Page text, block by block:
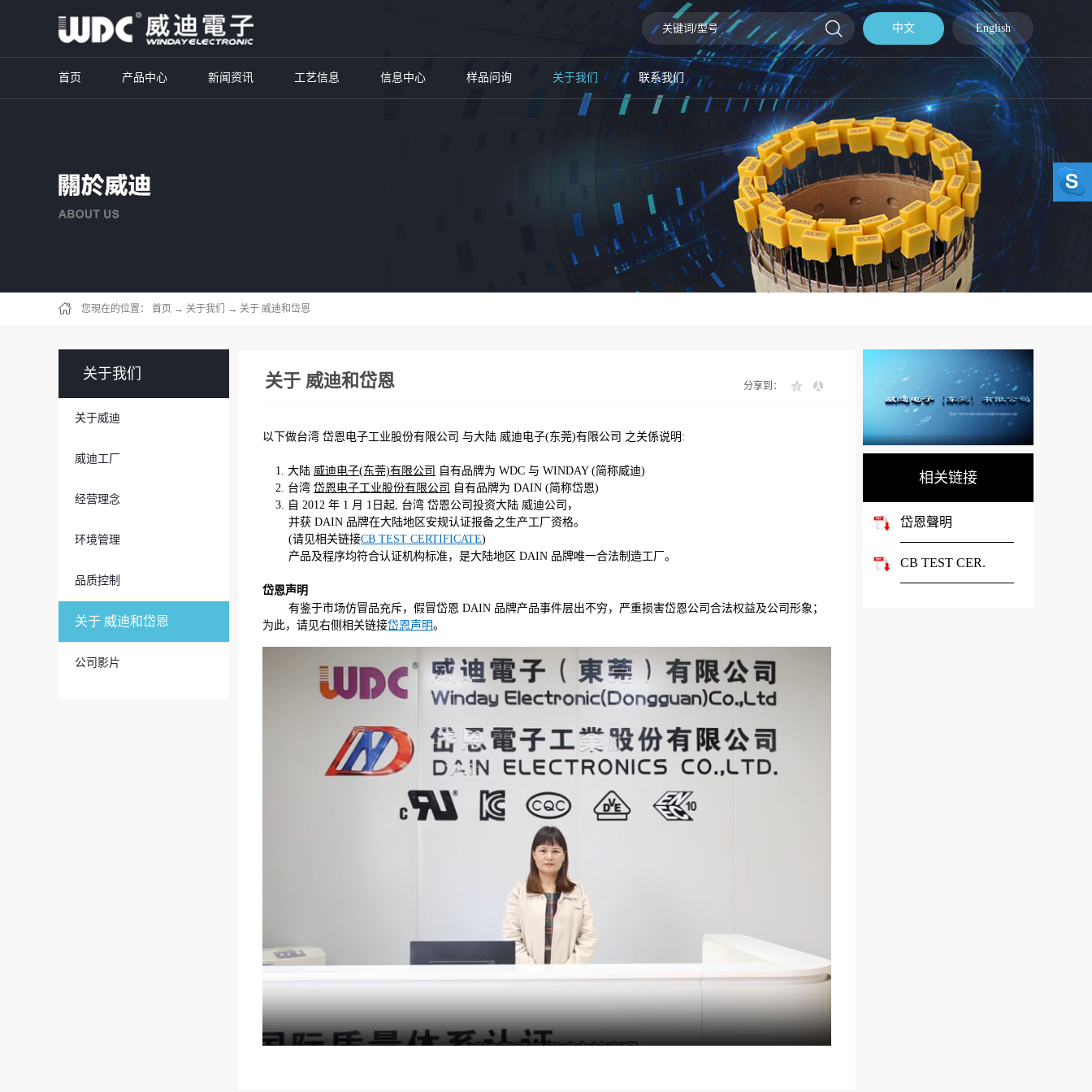
中文 English
首页 产品中心 新闻资讯 工艺信息 信息中心 样品问询 关于我们 联系我们
您現在的位置： 首页 → 关于我们 → 关于 威迪和岱恩
关于我们
关于威迪
威迪工厂
经营理念
环境管理
品质控制
关于 威迪和岱恩
公司影片
关于 威迪和岱恩 分享到：
以下做台湾 岱恩电子工业股份有限公司 与大陆 威迪电子(东莞)有限公司 之关係说明:
1. 大陆 威迪电子(东莞)有限公司
自有品牌为 WDC 与 WINDAY (简称威迪)
2. 台湾 岱恩电子工业股份有限公司
自有品牌为 DAIN (简称岱恩)
3. 自 2012 年 1 月 1日起, 台湾 岱恩公司投资大陆 威迪公司，
并获 DAIN 品牌在大陆地区安规认证报备之生产工厂资格。
(请见相关链接CB TEST CERTIFICATE)
产品及程序均符合认证机构标准，是大陆地区 DAIN 品牌唯一合法制造工厂。
岱恩声明
有鉴于市场仿冒品充斥，假冒岱恩 DAIN 品牌产品事件层出不穷，严重损害岱恩公司合法权益及公司形象；
为此，请见右侧相关链接岱恩声明。
相关链接
岱恩聲明
CB TEST CER.